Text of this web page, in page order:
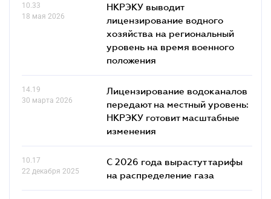
10.33
18 мая 2026
НКРЭКУ выводит
лицензирование водного
хозяйства на региональный
уровень на время военного
положения
14.19
30 марта 2026
Лицензирование водоканалов
передают на местный уровень:
НКРЭКУ готовит масштабные
изменения
10.17
22 декабря 2025
С 2026 года вырастут тарифы
на распределение газа